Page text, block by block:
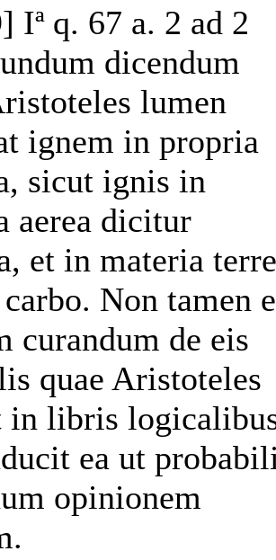
Iª q. 67 a. 2 ad 2
dicendum
lumen
ignem in propria
sicut ignis in
aerea dicitur
et in materia
Non tamen
curandum de eis
quae Aristoteles
in libris
ea ut
opinionem